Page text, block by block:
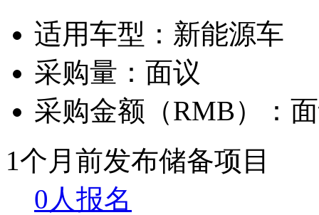
适用车型： 新能源车
采购量： 面议
采购金额（RMB）：
1个月前发布储备项目
0人报名